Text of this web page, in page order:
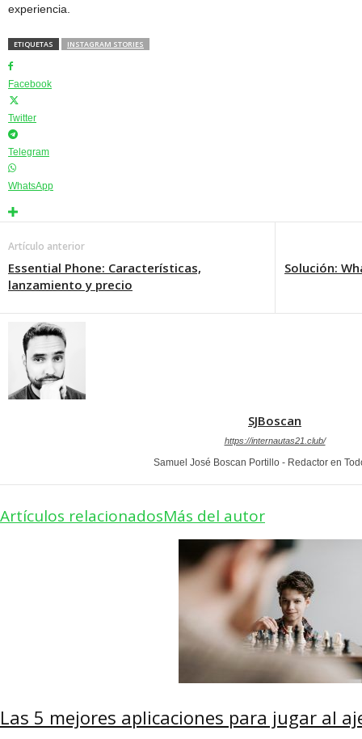
experiencia.
ETIQUETAS INSTAGRAM STORIES
Facebook
Twitter
Telegram
WhatsApp
Artículo anterior
Essential Phone: Características,
lanzamiento y precio
Solución:
SJBoscan
https://internautas21.club/
Samuel José Boscan Portillo - Redactor en
Artículos relacionadosMás del autor
Las 5 mejores aplicaciones para jugar al